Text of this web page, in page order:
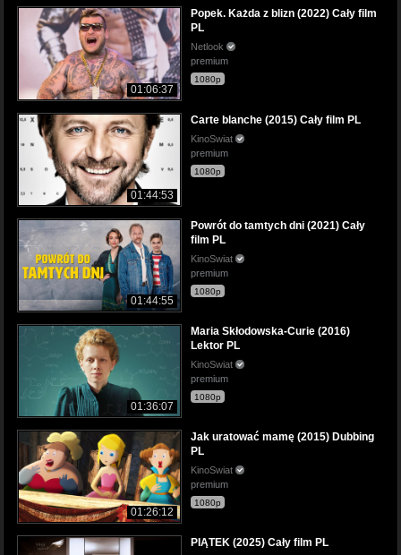
01:06:37
Popek. Każda z blizn (2022) Cały film
PL
Netlook
premium
1080p
01:44:53
Carte blanche (2015) Cały film PL
KinoSwiat
premium
1080p
01:44:55
Powrót do tamtych dni (2021) Cały
film PL
KinoSwiat
premium
1080p
01:36:07
Maria Skłodowska-Curie (2016)
Lektor PL
KinoSwiat
premium
1080p
01:26:12
Jak uratować mamę (2015) Dubbing
PL
KinoSwiat
premium
1080p
PIĄTEK (2025) Cały film PL